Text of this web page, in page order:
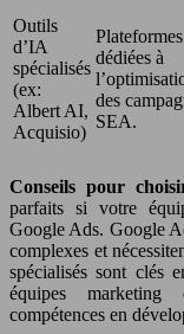
Outils
d’IA
spécialisés
(ex:
Albert AI,
Acquisio)
dédiées à
des
SEA.
Conseils pour
parfaits si votre
Google Ads. Google
complexes et
spécialisés sont clés
équipes
compétences en